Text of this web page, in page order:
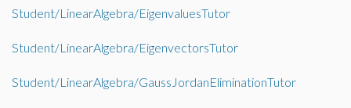
Student/LinearAlgebra/EigenvaluesTutor
Student/LinearAlgebra/EigenvectorsTutor
Student/LinearAlgebra/GaussJordanEliminationTutor